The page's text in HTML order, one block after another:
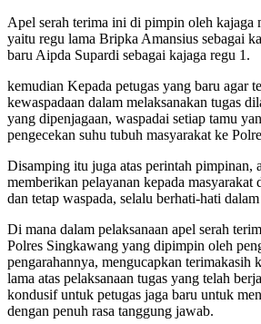
Apel serah terima ini di pimpin oleh kajaga
yaitu regu lama Bripka Amansius sebagai
baru Aipda Supardi sebagai kajaga regu 1.
kemudian Kepada petugas yang baru agar
kewaspadaan dalam melaksanakan tugas
yang dipenjagaan, waspadai setiap tamu
pengecekan suhu tubuh masyarakat ke
Disamping itu juga atas perintah pimpinan,
memberikan pelayanan kepada masyarakat
dan tetap waspada, selalu berhati-hati
Di mana dalam pelaksanaan apel serah
Polres Singkawang yang dipimpin oleh
pengarahannya, mengucapkan terimakasih
lama atas pelaksanaan tugas yang telah
kondusif untuk petugas jaga baru untuk
dengan penuh rasa tanggung jawab.